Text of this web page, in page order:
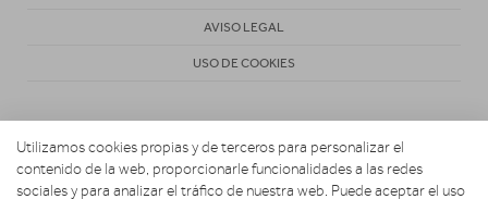
AVISO LEGAL
USO DE COOKIES
Utilizamos cookies propias y de terceros para personalizar el
contenido de la web, proporcionarle funcionalidades a las redes
sociales y para analizar el tráfico de nuestra web. Puede aceptar el uso